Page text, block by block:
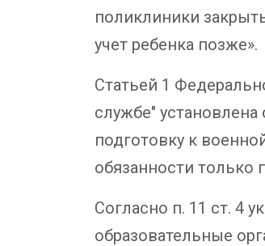
поликлиники
учет ребенка позже».
Статьей 1
службе"
подготовку к
обязанности
Согласно п. 11 ст. 4
образовательные